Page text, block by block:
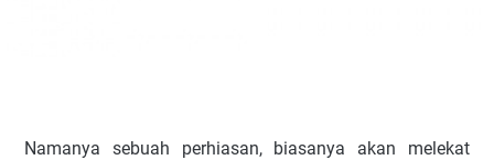
Namanya sebuah perhiasan, biasanya akan melekat